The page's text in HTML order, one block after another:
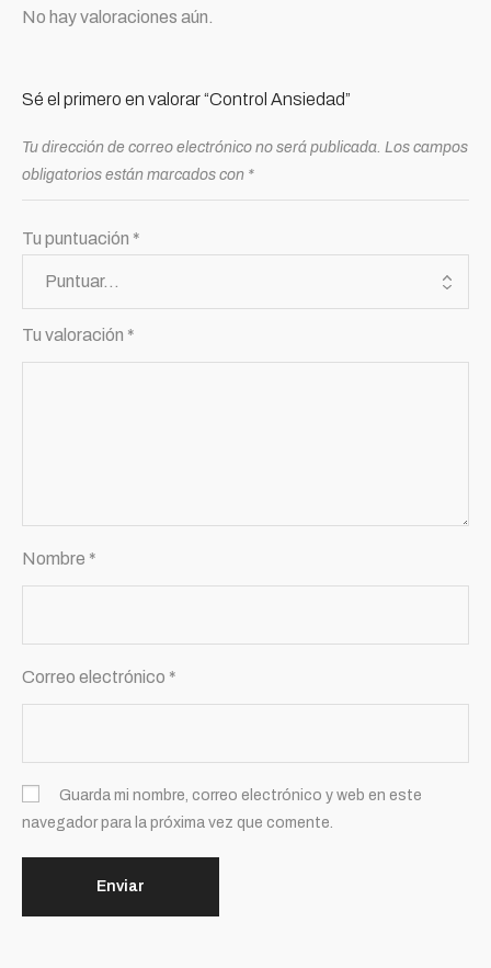
No hay valoraciones aún.
Sé el primero en valorar “Control Ansiedad”
Tu dirección de correo electrónico no será publicada. Los campos
obligatorios están marcados con *
Tu puntuación *
Tu valoración *
Nombre *
Correo electrónico *
Guarda mi nombre, correo electrónico y web en este
navegador para la próxima vez que comente.